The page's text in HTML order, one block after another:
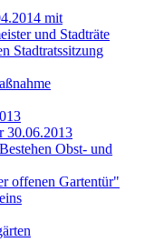
mit
und Stadträte
Stadtratssitzung
30.06.2013
Obst- und
offenen Gartentür"